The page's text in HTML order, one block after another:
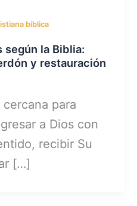
bíblica
según la Biblia:
y restauración
para
a Dios con
recibir Su
[…]